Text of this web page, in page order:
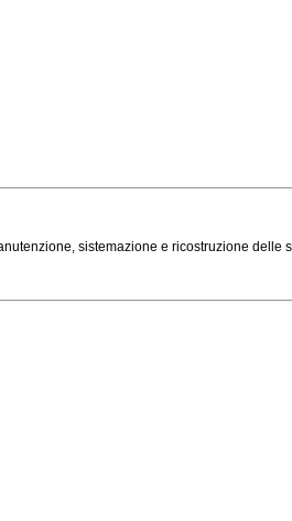
sistemazione e ricostruzione delle